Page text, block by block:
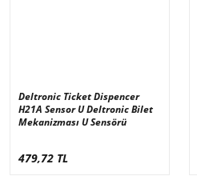
Deltronic Ticket Dispencer
H21A Sensor U Deltronic Bilet
Mekanizması U Sensörü
479,72 TL